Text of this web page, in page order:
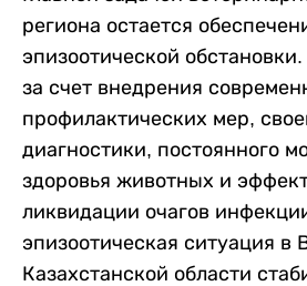
региона остается
эпизоотической
за счет внедрения
профилактических мер,
диагностики, постоянного
здоровья животных и
ликвидации очагов
эпизоотическая ситуация в
Казахстанской области